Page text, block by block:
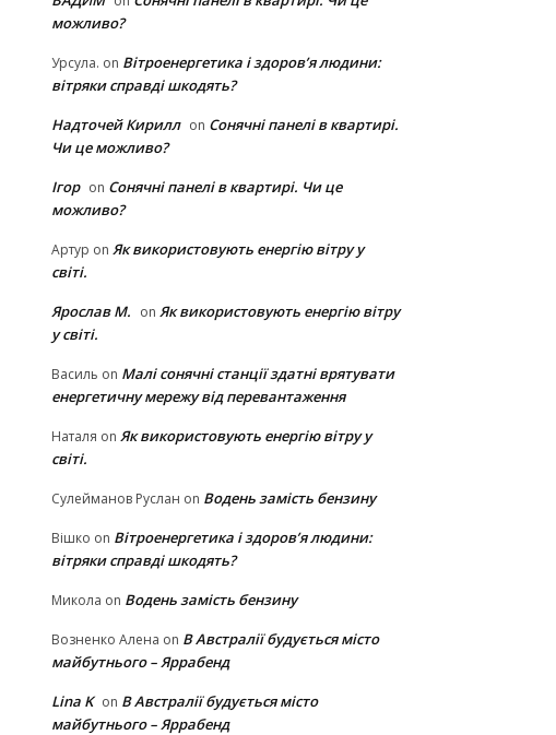
можливо?
Урсула. on Вітроенергетика і здоров’я людини:
вітряки cправді шкодять?
Надточей Кирилл on Сонячні панелі в квартирі.
Чи це можливо?
Ігор on Сонячні панелі в квартирі. Чи це
можливо?
Артур on Як використовують енергію вітру у
світі.
Ярослав М. on Як використовують енергію вітру
у світі.
Василь on Малі сонячні станції здатні врятувати
енергетичну мережу від перевантаження
Наталя on Як використовують енергію вітру у
світі.
Сулейманов Руслан on Водень замість бензину
Вішко on Вітроенергетика і здоров’я людини:
вітряки cправді шкодять?
Микола on Водень замість бензину
Возненко Алена on В Австралії будується місто
майбутнього – Яррабенд
Lina K on В Австралії будується місто
майбутнього – Яррабенд